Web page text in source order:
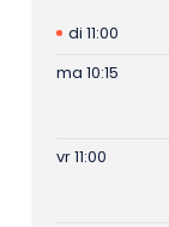
di 11:00
ma 10:15
vr 11:00